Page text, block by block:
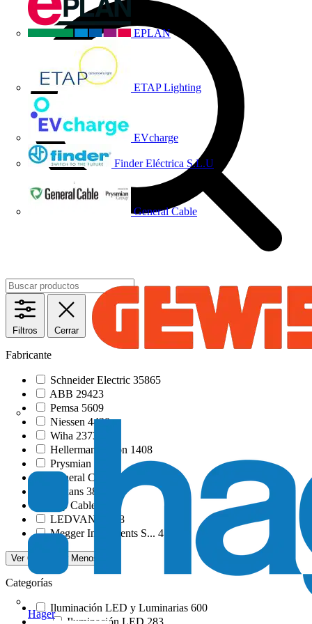
EPLAN
ETAP Lighting
EVcharge
Finder Eléctrica S.L.U
General Cable
Hager
Filtros Cerrar
Fabricante
Schneider Electric 35865
ABB 29423
Pemsa 5609
Niessen 4420
Wiha 2373
HellermannTyton 1408
Prysmian
General Cable
Nexans 387
Top Cable
LEDVANCE
58
Megger Instruments S... 47
Ver 6 Más Ver Menos
Categorías
Iluminación LED y Luminarias 600